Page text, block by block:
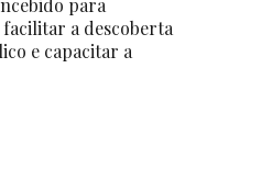
a descoberta
e capacitar a